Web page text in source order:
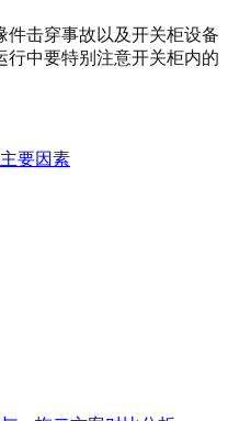
件击穿事故以及开关柜设备
行中要特别注意开关柜内的
要因素